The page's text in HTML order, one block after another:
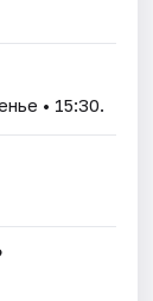
• 15:30.